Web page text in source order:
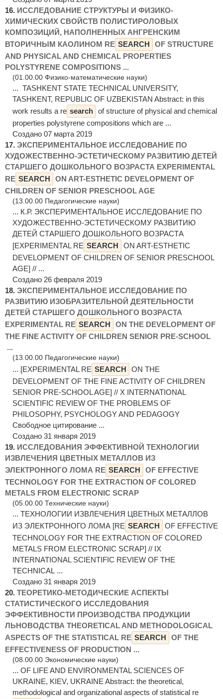
16. ИССЛЕДОВАНИЕ СТРУКТУРЫ И ФИЗИКО-
ХИМИЧЕСКИХ СВОЙСТВ ПОЛИСТИРОЛОВЫХ
КОМПОЗИЦИЙ, НАПОЛНЕННЫХ АНГРЕНСКИМ
ВТОРИЧНЫМ КАОЛИНОМ RE SEARCH
OF STRUCTURE
AND PHYSICAL AND CHEMICAL PROPERTIES
POLYSTYRENE COMPOSITIONS ...
(01.00.00 Физико-математические науки)
... TASHKENT STATE TECHNICAL UNIVERSITY,
TASHKENT, REPUBLIC OF UZBEKISTAN Abstract: in this
work results a re search of structure of physical and chemical
properties polystyrene compositions which are ...
Создано 07 марта 2019
17. ЭКСПЕРИМЕНТАЛЬНОЕ ИССЛЕДОВАНИЕ ПО
ХУДОЖЕСТВЕННО-ЭСТЕТИЧЕСКОМУ РАЗВИТИЮ ДЕТЕЙ
СТАРШЕГО ДОШКОЛЬНОГО ВОЗРАСТА EXPERIMENTAL
RE SEARCH
ON ART-ESTHETIC DEVELOPMENT OF
CHILDREN OF SENIOR PRESCHOOL AGE
(13.00.00 Педагогические науки)
... К.Р. ЭКСПЕРИМЕНТАЛЬНОЕ ИССЛЕДОВАНИЕ ПО
ХУДОЖЕСТВЕННО-ЭСТЕТИЧЕСКОМУ РАЗВИТИЮ
ДЕТЕЙ СТАРШЕГО ДОШКОЛЬНОГО ВОЗРАСТА
[EXPERIMENTAL RE SEARCH
ON ART-ESTHETIC
DEVELOPMENT OF CHILDREN OF SENIOR PRESCHOOL
AGE] // ...
Создано 26 февраля 2019
18. ЭКСПЕРИМЕНТАЛЬНОЕ ИССЛЕДОВАНИЕ ПО
РАЗВИТИЮ ИЗОБРАЗИТЕЛЬНОЙ ДЕЯТЕЛЬНОСТИ
ДЕТЕЙ СТАРШЕГО ДОШКОЛЬНОГО ВОЗРАСТА
EXPERIMENTAL RE SEARCH
ON THE DEVELOPMENT OF
THE FINE ACTIVITY OF CHILDREN SENIOR PRE-SCHOOL
...
(13.00.00 Педагогические науки)
... [EXPERIMENTAL RE SEARCH
ON THE
DEVELOPMENT OF THE FINE ACTIVITY OF CHILDREN
SENIOR PRE-SCHOOL AGE] // X INTERNATIONAL
SCIENTIFIC REVIEW OF THE PROBLEMS OF
PHILOSOPHY, PSYCHOLOGY AND PEDAGOGY
Свободное цитирование ...
Создано 31 января 2019
19. ИССЛЕДОВАНИЯ ЭФФЕКТИВНОЙ ТЕХНОЛОГИИ
ИЗВЛЕЧЕНИЯ ЦВЕТНЫХ МЕТАЛЛОВ ИЗ
ЭЛЕКТРОННОГО ЛОМА RE SEARCH
OF EFFECTIVE
TECHNOLOGY FOR THE EXTRACTION OF COLORED
METALS FROM ELECTRONIC SCRAP
(05.00.00 Технические науки)
... ТЕХНОЛОГИИ ИЗВЛЕЧЕНИЯ ЦВЕТНЫХ МЕТАЛЛОВ
ИЗ ЭЛЕКТРОННОГО ЛОМА [RE SEARCH
OF EFFECTIVE
TECHNOLOGY FOR THE EXTRACTION OF COLORED
METALS FROM ELECTRONIC SCRAP] // IX
INTERNATIONAL SCIENTIFIC REVIEW OF THE
TECHNICAL ...
Создано 31 января 2019
20. ТЕОРЕТИКО-МЕТОДИЧЕСКИЕ АСПЕКТЫ
СТАТИСТИЧЕСКОГО ИССЛЕДОВАНИЯ
ЭФФЕКТИВНОСТИ ПРОИЗВОДСТВА ПРОДУКЦИИ
ЛЬНОВОДСТВА THEORETICAL AND METHODOLOGICAL
ASPECTS OF THE STATISTICAL RE SEARCH
OF THE
EFFECTIVENESS OF PRODUCTION ...
(08.00.00 Экономические науки)
... OF LIFE AND ENVIRONMENTAL SCIENCES OF
UKRAINE, KIEV, UKRAINE Abstract: the theoretical,
methodological and organizational aspects of statistical re